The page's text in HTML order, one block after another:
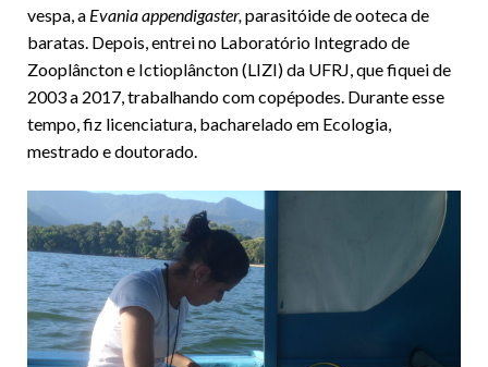
vespa, a Evania appendigaster,parasitóide de ooteca de
baratas. Depois, entrei no Laboratório Integrado de
Zooplâncton e Ictioplâncton (LIZI) da UFRJ, que fiquei de
2003 a 2017, trabalhando com copépodes. Durante esse
tempo, fiz licenciatura, bacharelado em Ecologia,
mestrado e doutorado.